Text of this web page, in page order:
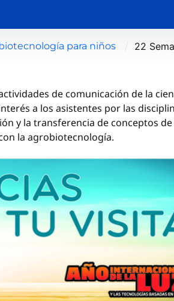
para niños 22
de comunicación de la
a los asistentes por las
y la transferencia de conceptos
la agrobiotecnología.